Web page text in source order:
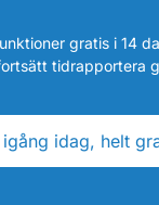
gratis i 14
tidrapportera
igång idag, helt